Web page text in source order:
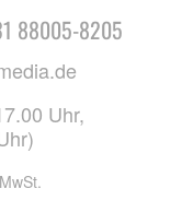
88005-8205
Uhr,